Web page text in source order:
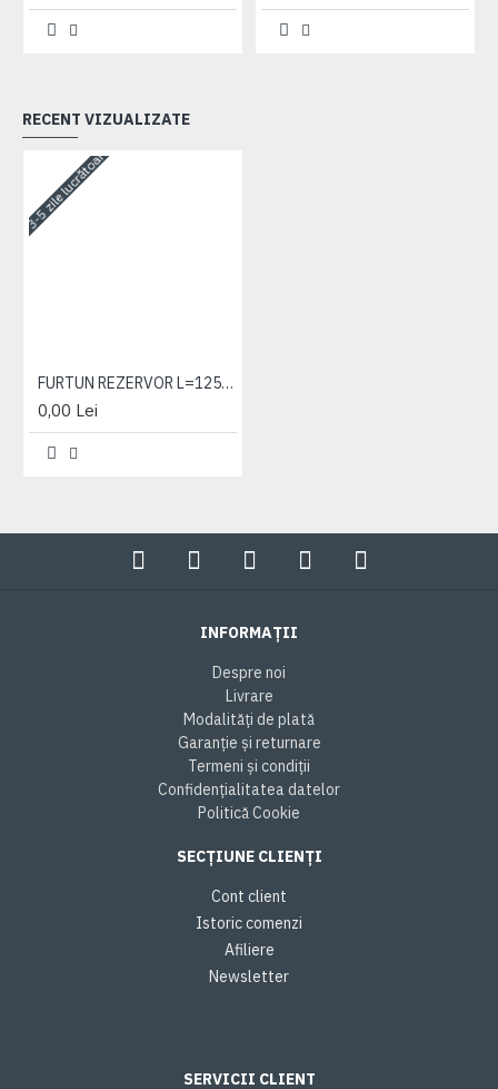
RECENT VIZUALIZATE
3-5 zile lucrătoare
FURTUN REZERVOR L=125MM
0,00 Lei
INFORMAȚII
Despre noi
Livrare
Modalități de plată
Garanție și returnare
Termeni și condiții
Confidențialitatea datelor
Politică Cookie
SECȚIUNE CLIENȚI
Cont client
Istoric comenzi
Afiliere
Newsletter
SERVICII CLIENT